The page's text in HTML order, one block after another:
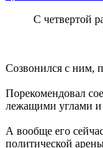
С четвертой
Созвонился с ним,
Порекомендовал
лежащими углами и
А вообще его
политической